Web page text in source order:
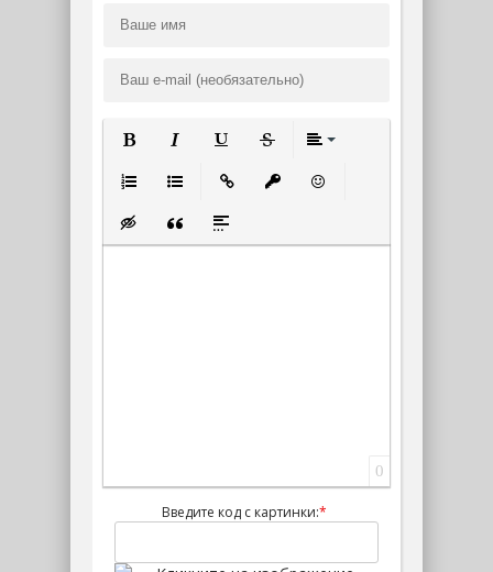
Нумерованный список
Вставка скрытого текста
Вставка цитаты
Вставка спойлера
0
Введите код с картинки:*